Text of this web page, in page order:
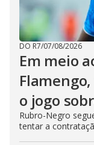
DO R7/07/08/2026
Em meio
o jogo
Rubro-Negro
tentar a